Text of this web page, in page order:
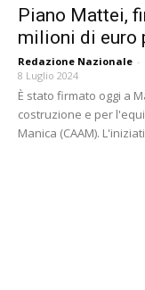
Piano Mattei,
milioni di euro
Redazione Nazionale -
8 Luglio 2024
È stato firmato oggi a
costruzione e per
Manica (CAAM).